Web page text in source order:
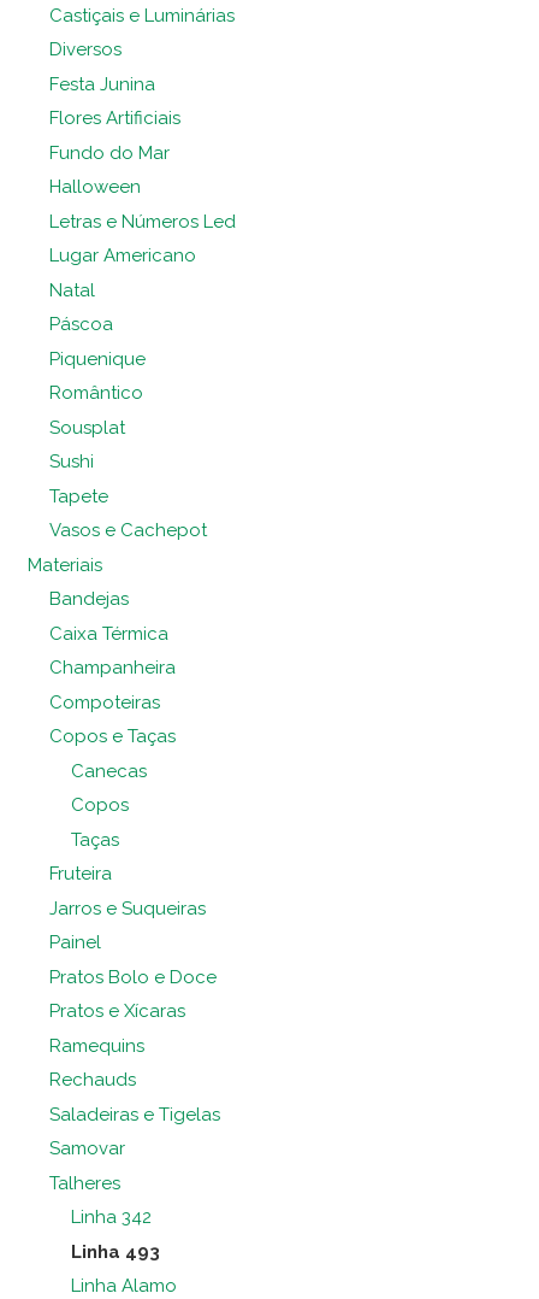
Castiçais e Luminárias
Diversos
Festa Junina
Flores Artificiais
Fundo do Mar
Halloween
Letras e Números Led
Lugar Americano
Natal
Páscoa
Piquenique
Romântico
Sousplat
Sushi
Tapete
Vasos e Cachepot
Materiais
Bandejas
Caixa Térmica
Champanheira
Compoteiras
Copos e Taças
Canecas
Copos
Taças
Fruteira
Jarros e Suqueiras
Painel
Pratos Bolo e Doce
Pratos e Xícaras
Ramequins
Rechauds
Saladeiras e Tigelas
Samovar
Talheres
Linha 342
Linha 493
Linha Alamo